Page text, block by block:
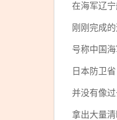
在海军辽
刚刚完成
号称中国海
日本防卫省
并没有像
拿出大量